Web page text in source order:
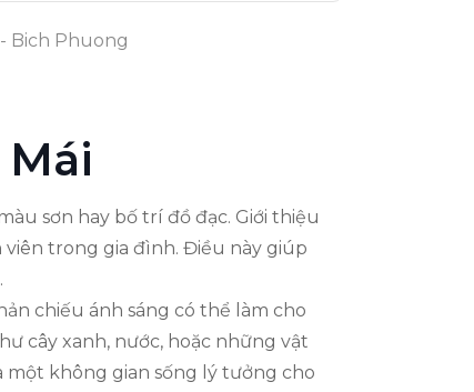
Bich Phuong
sơn hay bố trí đồ đạc. Giới thiệu
trong gia đình. Điều này giúp
chiếu ánh sáng có thể làm cho
cây xanh, nước, hoặc những vật
một không gian sống lý tưởng cho